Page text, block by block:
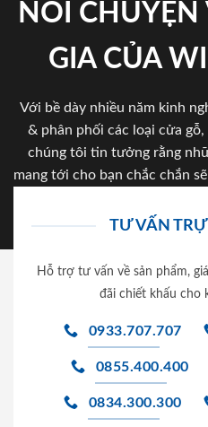
NÓI CHUYỆN
GIA CỦA
Với bề dày nhiều năm kinh
& phân phối các loại cửa
chúng tôi tin tưởng rằng
mang tới cho bạn chắc chắn
TƯ VẤN
Hỗ trợ tư vấn về sản phẩm,
đãi chiết khấu cho
0933.707.707
0855.400.400
0834.300.300